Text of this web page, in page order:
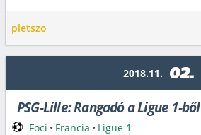
pletszo
2018.11. 02.
PSG-Lille: Rangadó a Ligue 1-ből
Foci • Francia • Ligue 1